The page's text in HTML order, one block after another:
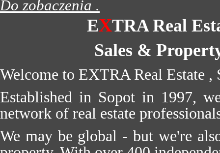
Do zobaczenia .
EXTRA Real
Sales &
Welcome to EXTRA Real Estate ,
Established in Sopot in 1997,
network of real estate
We may be global - but we're